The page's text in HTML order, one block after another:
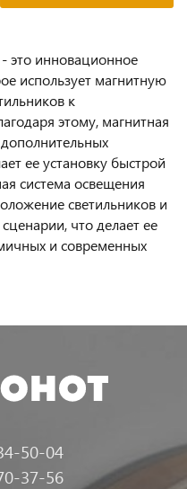
это инновационное
использует магнитную
к
этому, магнитная
ее установку быстрой
система освещения
светильников и
что делает ее
и современных
50-04
37-56